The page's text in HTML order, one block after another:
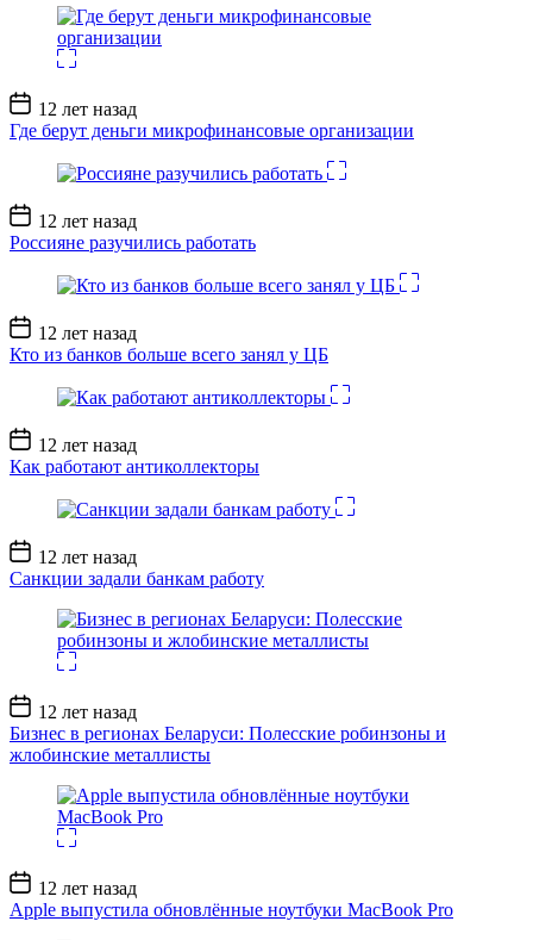
Дата
записи
12 лет назад
Где берут деньги микрофинансовые организации
Дата
записи
12 лет назад
Россияне разучились работать
Дата
записи
12 лет назад
Кто из банков больше всего занял у ЦБ
Дата
записи
12 лет назад
Как работают антиколлекторы
Дата
записи
12 лет назад
Санкции задали банкам работу
Дата
записи
12 лет назад
Бизнес в регионах Беларуси: Полесские робинзоны и
жлобинские металлисты
Дата
записи
12 лет назад
Apple выпустила обновлённые ноутбуки MacBook Pro